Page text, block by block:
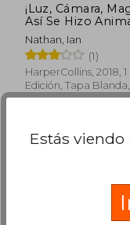
50%
¡Luz, Cámara,
Así Se Hizo
Fantásticos Y
Encontrarlos: ¡Luz,
Cámara, Magia!
Nathan, Ian
(1)
HarperCollins, 2018, 1
Edición, Tapa Blanda,
Nuevo
Estás viendo